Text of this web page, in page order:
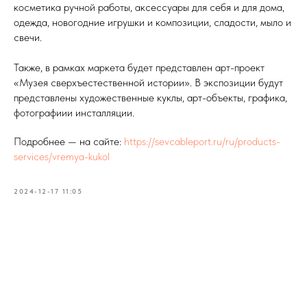
косметика ручной работы, аксессуары для себя и для дома,
одежда, новогодние игрушки и композиции, сладости, мыло и
свечи.
Также, в рамках маркета будет представлен арт-проект
«Музея сверхъестественной истории». В экспозиции будут
представлены художественные куклы, арт-объекты, графика,
фотографиии инсталляции.
Подробнее — на сайте: https://sevcableport.ru/ru/products-
services/vremya-kukol
2024-12-17 11:05